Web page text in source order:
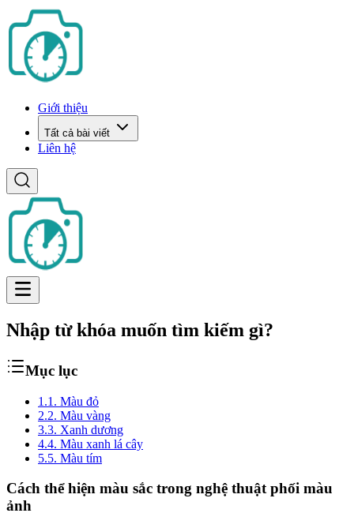
Giới thiệu
Tất cả bài viết
Liên hệ
Nhập từ khóa muốn tìm kiếm gì?
Mục lục
1.1. Màu đỏ
2.2. Màu vàng
3.3. Xanh dương
4.4. Màu xanh lá cây
5.5. Màu tím
Cách thể hiện màu sắc trong nghệ thuật phối màu
ảnh